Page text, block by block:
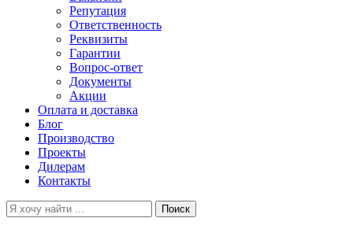
Репутация
Ответственность
Реквизиты
Гарантии
Вопрос-ответ
Документы
Акции
Оплата и доставка
Блог
Производство
Проекты
Дилерам
Контакты
Поиск